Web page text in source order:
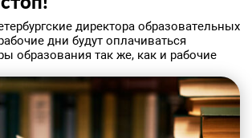
директора образовательных
дни будут оплачиваться
образования так же, как и рабочие